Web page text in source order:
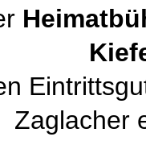
Zaglacher